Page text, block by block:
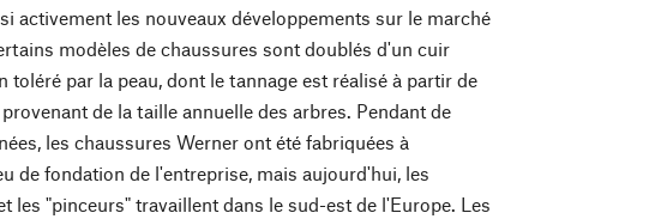
activement les nouveaux développements sur le marché
modèles de chaussures sont doublés d'un cuir
toléré par la peau, dont le tannage est réalisé à partir de
de la taille annuelle des arbres. Pendant de
les chaussures Werner ont été fabriquées à
de fondation de l'entreprise, mais aujourd'hui, les
les "pinceurs" travaillent dans le sud-est de l'Europe. Les